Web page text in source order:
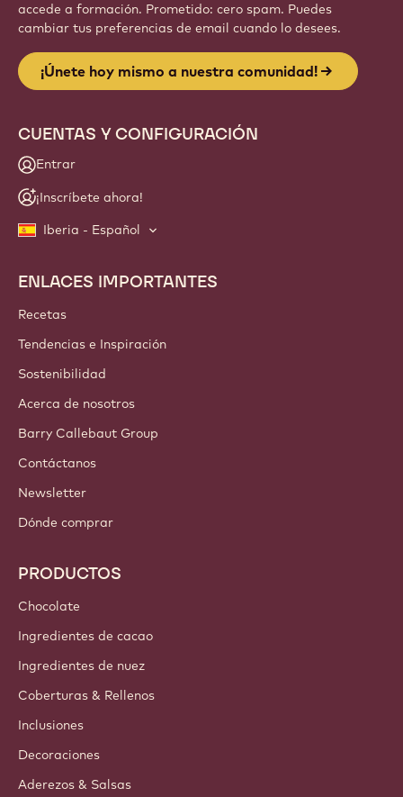
accede a formación. Prometido: cero spam. Puedes
cambiar tus preferencias de email cuando lo desees.
¡Únete hoy mismo a nuestra comunidad!
CUENTAS Y CONFIGURACIÓN
Entrar
¡Inscríbete ahora!
Iberia - Español
Footer
Callebaut
ENLACES IMPORTANTES
Recetas
Tendencias e Inspiración
Sostenibilidad
Acerca de nosotros
Barry Callebaut Group
Contáctanos
Newsletter
Dónde comprar
PRODUCTOS
Chocolate
Ingredientes de cacao
Ingredientes de nuez
Coberturas & Rellenos
Inclusiones
Decoraciones
Aderezos & Salsas